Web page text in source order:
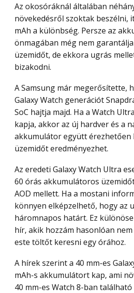
Az okosóráknál általában néhány tíz mAh-s
növekedésről szoktak beszélni,
mAh a különbség. Persze az
önmagában még nem
üzemidőt, de ekkora ugrás
bizakodni.
A Samsung már megerősítette, hogy a következő
Galaxy Watch generációt
SoC hajtja majd. Ha a Watch
kapja, akkor az új hardver és a
akkumulátor együtt érezhetően
üzemidőt eredményezhet.
Az eredeti Galaxy Watch Ultra esetében a Samsung
60 órás akkumulátoros
AOD mellett. Ha a mostani
könnyen elképzelhető, hogy az
háromnapos határt. Ez
hír, akik hozzám hasonlóan
este töltőt keresni egy órához.
A hírek szerint a 40 mm-es Galaxy Watch 9 egy 382
mAh-s akkumulátort kap, ami
40 mm-es Watch 8-ban található